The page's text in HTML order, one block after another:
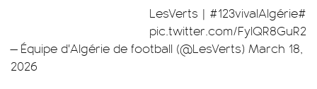
#LesVerts
| #123vivalAlgérie
pic.twitter.com/FylQR8GuR2
— Équipe d'Algérie de football (@LesVerts) March 18,
2026